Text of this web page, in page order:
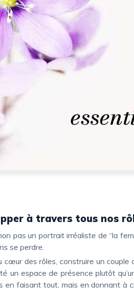
à travers tous nos
se perdre.
un espace de présence plutôt
en faisant tout, mais en donnant à